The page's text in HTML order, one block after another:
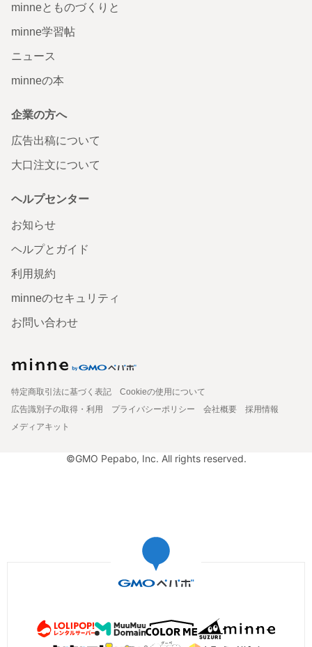
minneとものづくりと
minne学習帖
ニュース
minneの本
企業の方へ
広告出稿について
大口注文について
ヘルプセンター
お知らせ
ヘルプとガイド
利用規約
minneのセキュリティ
お問い合わせ
特定商取引法に基づく表記
Cookieの使用について
広告識別子の取得・利用
プライバシーポリシー 会社概要
採用情報
メディアキット
©GMO Pepabo, Inc. All rights reserved.